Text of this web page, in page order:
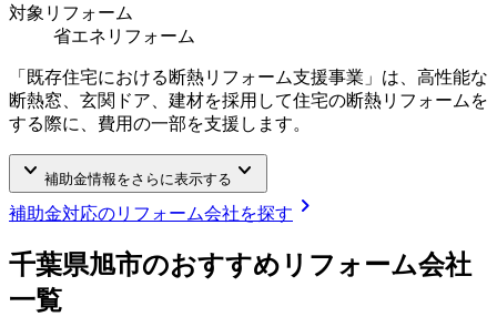
対象リフォーム
省エネリフォーム
「既存住宅における断熱リフォーム支援事業」は、高性能な
断熱窓、玄関ドア、建材を採用して住宅の断熱リフォームを
する際に、費用の一部を支援します。
keyboard_arrow_down 補助金情報をさらに表示する keyboard_arrow_down
補助金対応のリフォーム会社を探す chevron_right
千葉県旭市のおすすめリフォーム会社
一覧